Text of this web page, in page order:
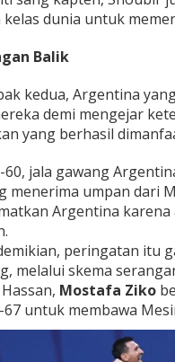
dunia untuk
Balik
kedua, Argentina
demi mengejar
yang berhasil
60, jala gawang
menerima umpan dari
Argentina
peringatan itu
melalui skema
Mostafa Ziko
untuk membawa